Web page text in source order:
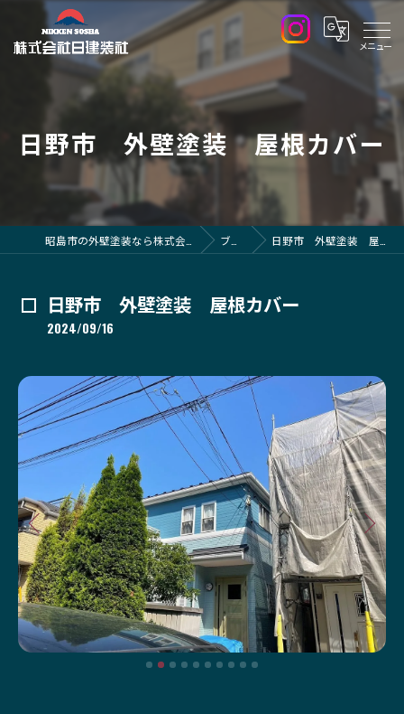
日野市 外壁塗装 屋根カバー
ブログ 日野市 外壁塗装 屋根カバー
日野市 外壁塗装 屋根カバー
2024/09/16